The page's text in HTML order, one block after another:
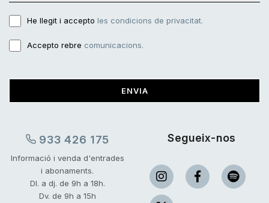
He llegit i accepto les condicions de privacitat.
Accepto rebre comunicacions.
ENVIA
933 426 175
Informació i venda d'entrades
i abonaments.
Dl. a dj. de 9h a 18h.
Dv. de 9h a 15h
Segueix-nos